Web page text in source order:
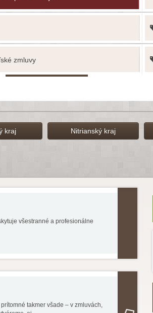
zmluvy
kraj Nitrianský kraj
všestranné a profesionálne
takmer všade – v zmluvách,